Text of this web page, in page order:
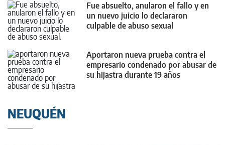
Fue absuelto, anularon el fallo y en
un nuevo juicio lo declararon
culpable de abuso sexual
Aportaron nueva prueba contra el
empresario condenado por abusar de
su hijastra durante 19 años
NEUQUÉN